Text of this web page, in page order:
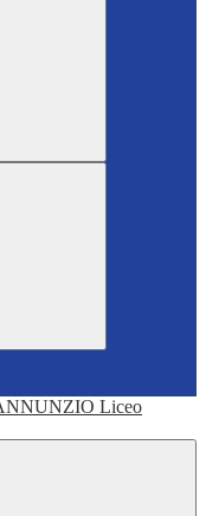
Liceo